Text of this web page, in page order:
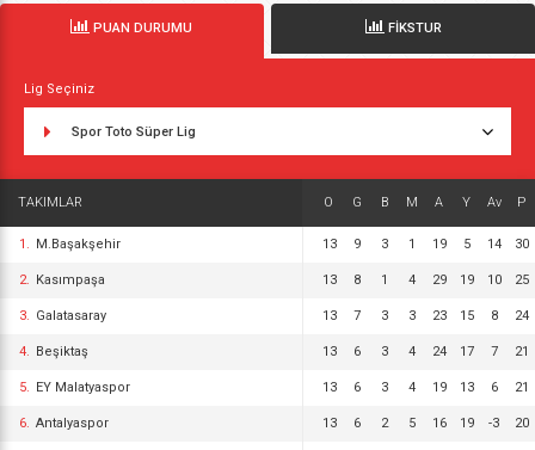
PUAN DURUMU FİKSTUR
Lig Seçiniz
Spor Toto Süper Lig
TAKIMLAR O G B M A Y Av P
1. M.Başakşehir 13 9 3 1 19 5 14 30
2. Kasımpaşa 13 8 1 4 29 19 10 25
3. Galatasaray 13 7 3 3 23 15 8 24
4. Beşiktaş 13 6 3 4 24 17 7 21
5. EY Malatyaspor 13 6 3 4 19 13 6 21
6. Antalyaspor 13 6 2 5 16 19 -3 20